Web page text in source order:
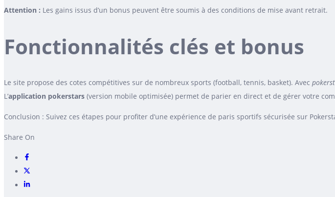
Attention : Les gains issus d’un bonus peuvent être soumis à des conditions de mise avant retrait.
Fonctionnalités clés et bonus
Le site propose des cotes compétitives sur de nombreux sports (football, tennis, basket). Avec
L’application pokerstars (version mobile optimisée) permet de parier en direct et de gérer votre
Conclusion : Suivez ces étapes pour profiter d’une expérience de paris sportifs sécurisée sur
Share On